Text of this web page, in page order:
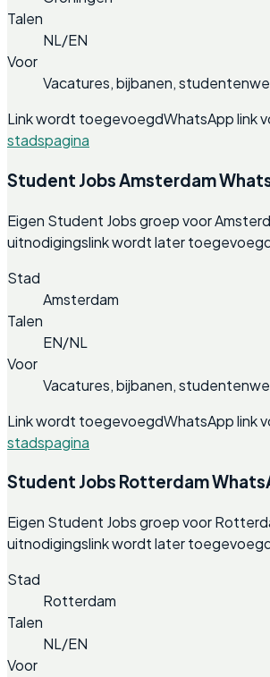
Talen
NL/EN
Voor
Vacatures, bijbanen,
Link wordt toegevoegdWhatsApp link
stadspagina
Student Jobs Amsterdam
Eigen Student Jobs groep voor
uitnodigingslink wordt later
Stad
Amsterdam
Talen
EN/NL
Voor
Vacatures, bijbanen,
Link wordt toegevoegdWhatsApp link
stadspagina
Student Jobs Rotterdam
Eigen Student Jobs groep voor
uitnodigingslink wordt later
Stad
Rotterdam
Talen
NL/EN
Voor